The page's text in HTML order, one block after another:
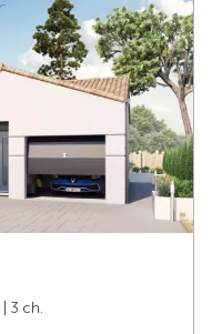
| 3 ch.